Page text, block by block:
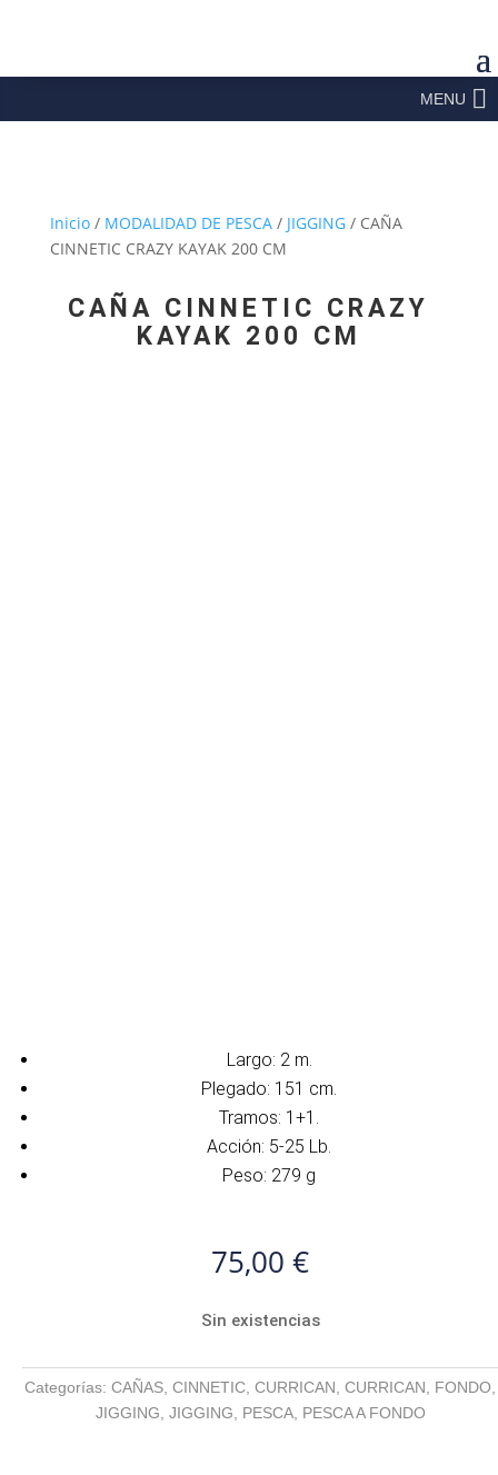
MENU
Inicio/ MODALIDAD DE PESCA/ JIGGING/ CAÑA
CINNETIC CRAZY KAYAK 200 CM
CAÑA CINNETIC CRAZY
KAYAK 200 CM
Largo: 2 m.
Plegado: 151 cm.
Tramos: 1+1.
Acción: 5-25 Lb.
Peso: 279 g
75,00 €
Sin existencias
Categorías: CAÑAS CINNETIC CURRICAN CURRICAN FONDO
JIGGING JIGGING PESCA, PESCA A FONDO